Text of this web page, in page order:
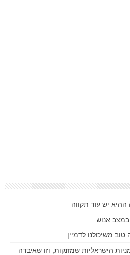
יש עוד תקווה
משיכולנו לדמיין
הישראליות שמזנקות, וזו שאיבדה